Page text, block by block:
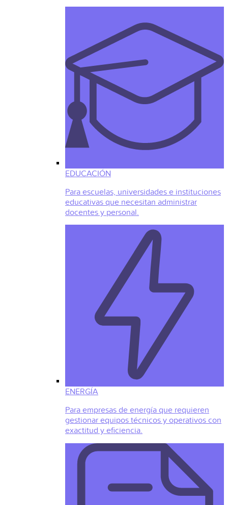
EDUCACIÓN
Para escuelas, universidades e instituciones
educativas que necesitan administrar
docentes y personal.
ENERGÍA
Para empresas de energía que requieren
gestionar equipos técnicos y operativos con
exactitud y eficiencia.